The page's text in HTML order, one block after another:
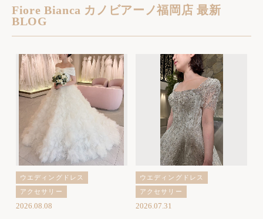
Fiore Bianca カノビアーノ福岡店 最新
BLOG
ウエディングドレス
アクセサリー
2026.08.08
ウエディングドレス
アクセサリー
2026.07.31